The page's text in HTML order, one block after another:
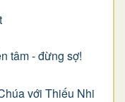
tâm - đừng sợ!
với Thiếu Nhi